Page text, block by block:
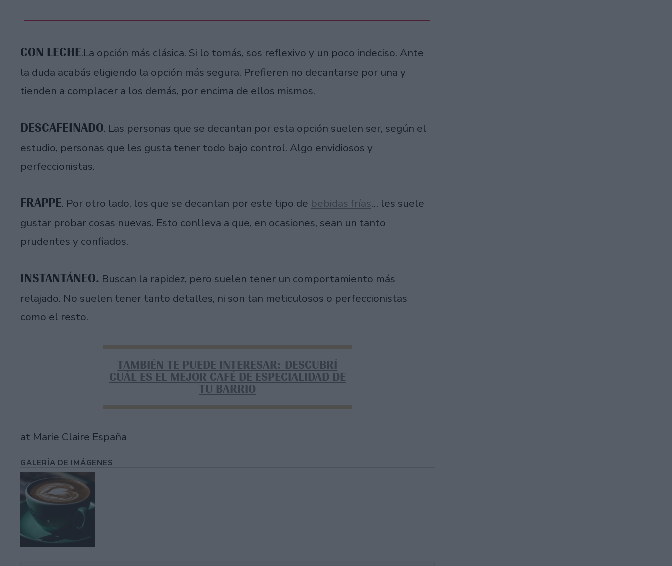
CON LECHE.La opción más clásica. Si lo tomás, sos reflexivo y un poco indeciso. Ante
la duda acabás eligiendo la opción más segura. Prefieren no decantarse por una y
tienden a complacer a los demás, por encima de ellos mismos.
DESCAFEINADO. Las personas que se decantan por esta opción suelen ser, según el
estudio, personas que les gusta tener todo bajo control. Algo envidiosos y
perfeccionistas.
FRAPPE. Por otro lado, los que se decantan por este tipo de bebidas frías… les suele
gustar probar cosas nuevas. Esto conlleva a que, en ocasiones, sean un tanto
prudentes y confiados.
INSTANTÁNEO. Buscan la rapidez, pero suelen tener un comportamiento más
relajado. No suelen tener tanto detalles, ni son tan meticulosos o perfeccionistas
como el resto.
TAMBIÉN TE PUEDE INTERESAR: DESCUBRÍ
CUÁL ES EL MEJOR CAFÉ DE ESPECIALIDAD DE
TU BARRIO
at Marie Claire España
GALERÍA DE IMÁGENES